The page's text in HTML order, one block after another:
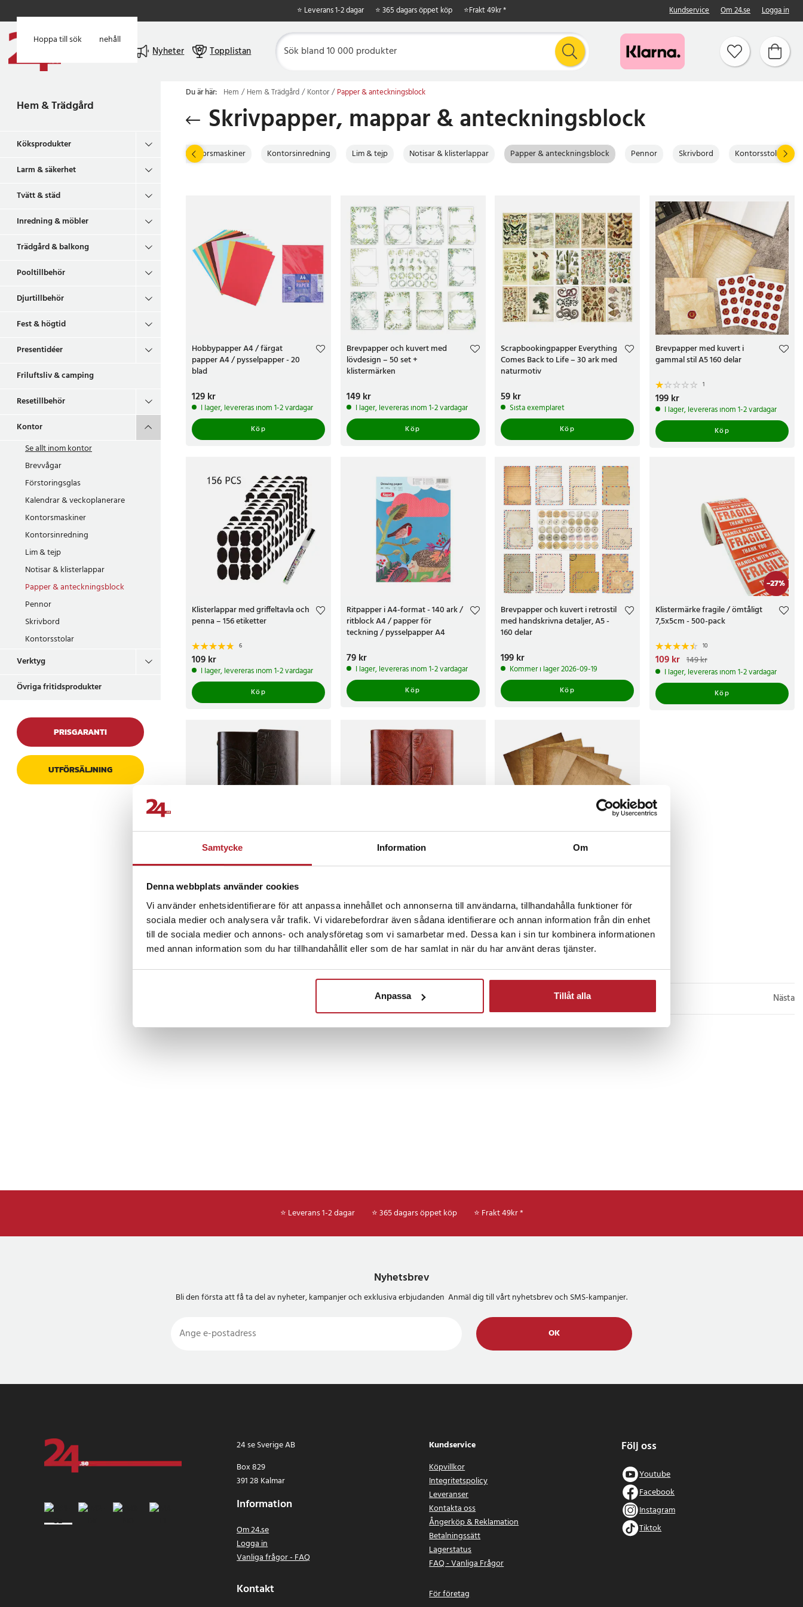
Samtycke Information Om
Denna webbplats använder cookies
Vi använder enhetsidentifierare för att anpassa innehållet och annonserna till användarna, tillhandahålla funktioner för
sociala medier och analysera vår trafik. Vi vidarebefordrar även sådana identifierare och annan information från din enhet
till de sociala medier och annons- och analysföretag som vi samarbetar med. Dessa kan i sin tur kombinera informationen
med annan information som du har tillhandahållit eller som de har samlat in när du har använt deras tjänster.
Anpassa Tillåt alla
Hoppa till huvudinnehåll
Hoppa till sök
⭐ Leverans 1-2 dagar ⭐ 365 dagars öppet köp ⭐Frakt 49kr * Kundservice Om 24.se Logga in
Nyheter Topplistan
Hem & Trädgård
Köksprodukter
Larm & säkerhet
Tvätt & städ
Inredning & möbler
Trädgård & balkong
Pooltillbehör
Djurtillbehör
Fest & högtid
Presentidéer
Friluftsliv & camping
Resetillbehör
Kontor
Se allt inomkontor
Brevvågar
Förstoringsglas
Kalendrar & veckoplanerare
Kontorsmaskiner
Kontorsinredning
Lim & tejp
Notisar & klisterlappar
Papper & anteckningsblock
Pennor
Skrivbord
Kontorsstolar
Verktyg
Övriga fritidsprodukter
PRISGARANTI
UTFÖRSÄLJNING
Du är här: Hem Hem & Trädgård Kontor Papper & anteckningsblock
Skrivpapper, mappar & anteckningsblock
Kontorsmaskiner Kontorsinredning Lim & tejp Notisar & klisterlappar Papper & anteckningsblock Pennor Skrivbord Kontorsstolar
Hobbypapper A4 / färgat
papper A4 / pysselpapper - 20
blad
Pris :129 kr
129 kr
I lager, levereras inom 1-2 vardagar
Köp
Brevpapper och kuvert med
lövdesign – 50 set +
klistermärken
Pris:149 kr
149 kr
I lager, levereras inom 1-2 vardagar
Köp
Scrapbookingpapper Everything
Comes Back to Life – 30 ark med
naturmotiv
Pris:59 kr
59 kr
Sista exemplaret
Köp
Brevpapper med kuvert i
gammal stil A5 160 delar
1
Pris :199 kr
199 kr
I lager, levereras inom 1-2 vardagar
Köp
Klisterlappar med griffeltavla och
penna – 156 etiketter
6
Pris:109 kr
109 kr
I lager, levereras inom 1-2 vardagar
Köp
Ritpapper i A4-format - 140 ark /
ritblock A4 / papper för
teckning / pysselpapper A4
Pris:79 kr
79 kr
I lager, levereras inom 1-2 vardagar
Köp
Brevpapper och kuvert i retrostil
med handskrivna detaljer, A5 -
160 delar
Pris :199 kr
199 kr
Kommer i lager 2026-09-19
Köp
-27%
Klistermärke fragile / ömtåligt
7,5x5cm - 500-pack
10
Nuvarande pris
149 kr
109 kr 149 kr
I lager, levereras inom 1-2 vardagar
Köp
med mjukt imiterat läder och
dekorativt band
16
Nuvarande pris:109 krTidigare pris:
149 kr
109 kr 149 kr
I lager, levereras inom 1-2 vardagar
45
Nuvarande pris:99 krTidigare pris:
149 kr
99 kr 149 kr
I lager, levereras inom 1-2 vardagar
10
Pris :89 kr
89 kr
I lager, levereras inom 1-2 vardagar
Köp
Nästa
⭐ Leverans 1-2 dagar ⭐ 365 dagars öppet köp ⭐ Frakt 49kr *
Nyhetsbrev
Bli den första att få ta del av nyheter, kampanjer och exklusiva erbjudanden Anmäl dig till vårt nyhetsbrev och SMS-kampanjer.
OK
24 se Sverige AB
Box 829
391 28 Kalmar
Information
Om 24.se
Logga in
Vanliga frågor - FAQ
Kontakt
Kundservice
Köpvillkor
Integritetspolicy
Leveranser
Kontakta oss
Ångerköp & Reklamation
Betalningssätt
Lagerstatus
FAQ - Vanliga Frågor
För företag
Följ oss
Youtube
Facebook
Instagram
Tiktok